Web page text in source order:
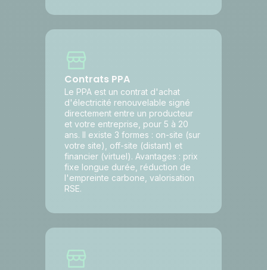
Contrats PPA
Le PPA est un contrat d'achat
d'électricité renouvelable signé
directement entre un producteur
et votre entreprise, pour 5 à 20
ans. Il existe 3 formes : on-site (sur
votre site), off-site (distant) et
financier (virtuel). Avantages : prix
fixe longue durée, réduction de
l'empreinte carbone, valorisation
RSE.